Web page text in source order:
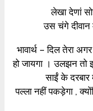
लेखा देणां
उस चंगे
भावार्थ – दिल तेरा
हो जायगा । उलझन तो
साईं के दरबार
पल्ला नहीं पकड़ेगा ,